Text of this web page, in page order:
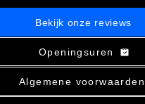
Bekijk onze reviews
Openingsuren
Algemene voorwaarden